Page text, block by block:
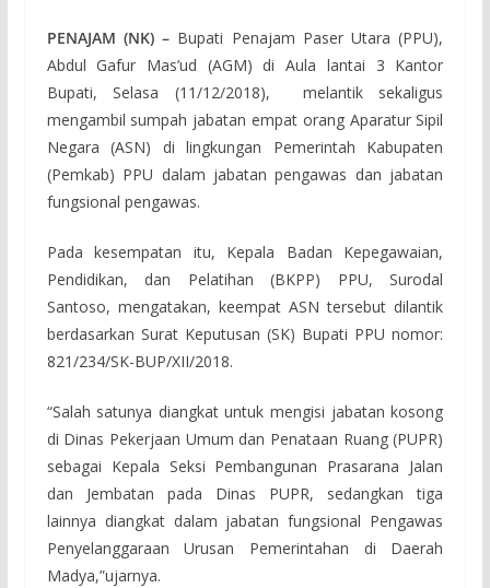
PENAJAM (NK) – Bupati Penajam Paser Utara (PPU),
Abdul Gafur Mas’ud (AGM) di Aula lantai 3 Kantor
Bupati, Selasa (11/12/2018), melantik sekaligus
mengambil sumpah jabatan empat orang Aparatur Sipil
Negara (ASN) di lingkungan Pemerintah Kabupaten
(Pemkab) PPU dalam jabatan pengawas dan jabatan
fungsional pengawas.
Pada kesempatan itu, Kepala Badan Kepegawaian,
Pendidikan, dan Pelatihan (BKPP) PPU, Surodal
Santoso, mengatakan, keempat ASN tersebut dilantik
berdasarkan Surat Keputusan (SK) Bupati PPU nomor:
821/234/SK-BUP/XII/2018.
“Salah satunya diangkat untuk mengisi jabatan kosong
di Dinas Pekerjaan Umum dan Penataan Ruang (PUPR)
sebagai Kepala Seksi Pembangunan Prasarana Jalan
dan Jembatan pada Dinas PUPR, sedangkan tiga
lainnya diangkat dalam jabatan fungsional Pengawas
Penyelanggaraan Urusan Pemerintahan di Daerah
Madya,”ujarnya.